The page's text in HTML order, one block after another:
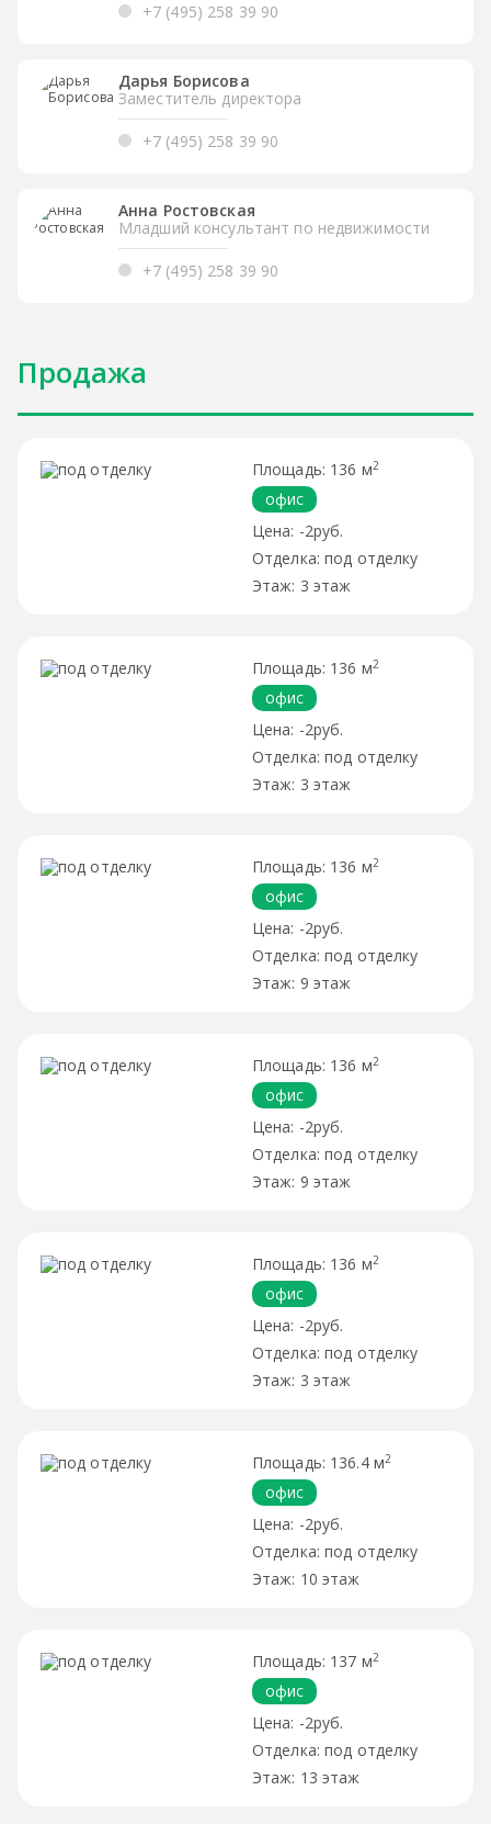
+7 (495) 258 39 90
Дарья Борисова
Заместитель директора
+7 (495) 258 39 90
Анна Ростовская
Младший консультант по недвижимости
+7 (495) 258 39 90
Продажа
136 м2
офис
-2руб.
под отделку
3 этаж
136 м2
офис
-2руб.
под отделку
3 этаж
136 м2
офис
-2руб.
под отделку
9 этаж
136 м2
офис
-2руб.
под отделку
9 этаж
136 м2
офис
-2руб.
под отделку
3 этаж
136.4 м2
офис
-2руб.
под отделку
10 этаж
137 м2
офис
-2руб.
под отделку
13 этаж